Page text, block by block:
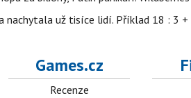
nachytala už tisíce lidí. Příklad 18 : 3
Games.cz
Recenze